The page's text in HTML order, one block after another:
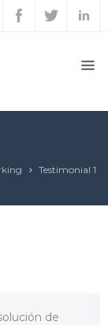
Testimonial 1
de